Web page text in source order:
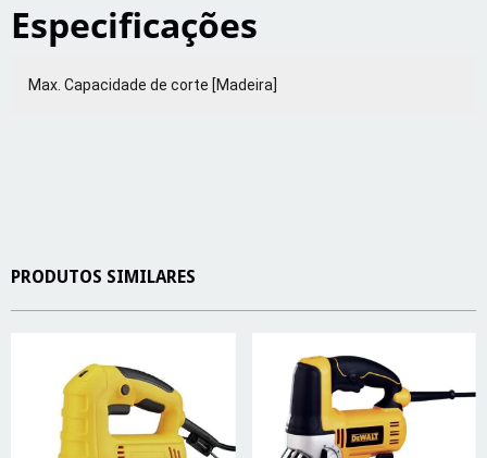
Especificações
Max. Capacidade de corte [Madeira]
PRODUTOS SIMILARES